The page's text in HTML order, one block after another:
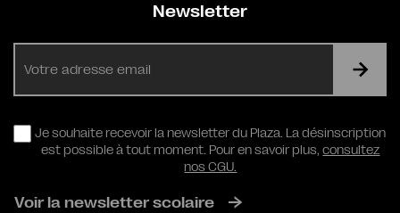
Newsletter
RGPD
Je souhaite recevoir la newsletter du Plaza. La désinscription
est possible à tout moment. Pour en savoir plus,consultez
nos CGU.
Voir la newsletter scolaire